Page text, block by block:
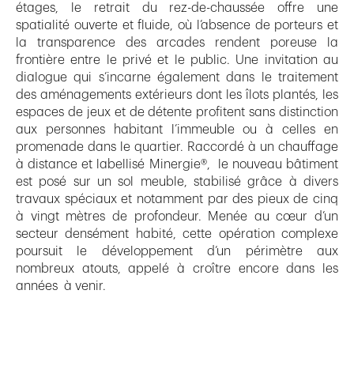
étages, le retrait du rez-de-chaussée offre une
spatialité ouverte et fluide, où l’absence de porteurs et
la transparence des arcades rendent poreuse la
frontière entre le privé et le public. Une invitation au
dialogue qui s’incarne également dans le traitement
des aménagements extérieurs dont les îlots plantés, les
espaces de jeux et de détente profitent sans distinction
aux personnes habitant l’immeuble ou à celles en
promenade dans le quartier. Raccordé à un chauffage
à distance et labellisé Minergie®, le nouveau bâtiment
est posé sur un sol meuble, stabilisé grâce à divers
travaux spéciaux et notamment par des pieux de cinq
à vingt mètres de profondeur. Menée au cœur d’un
secteur densément habité, cette opération complexe
poursuit le développement d’un périmètre aux
nombreux atouts, appelé à croître encore dans les
années à venir.